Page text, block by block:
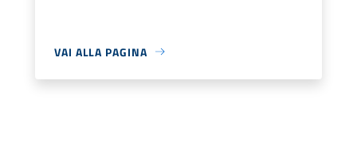
VAI ALLA PAGINA